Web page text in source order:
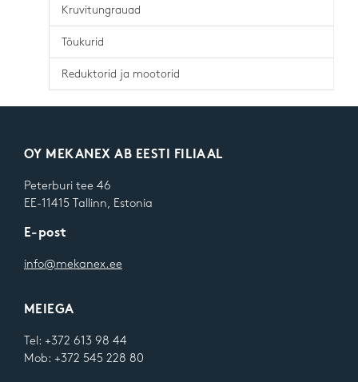
Kruvitungrauad
Tõukurid
Reduktorid ja mootorid
OY MEKANEX AB EESTI FILIAAL
Peterburi tee 46
EE-11415 Tallinn, Estonia
E-post
info@mekanex.ee
MEIEGA
Tel: +372 613 98 44
Mob: +372 545 228 80